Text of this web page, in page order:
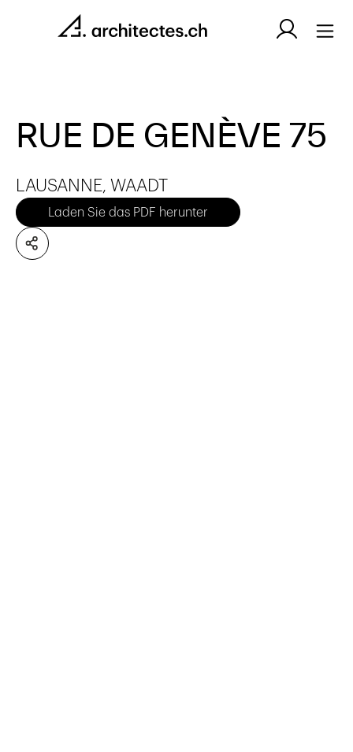
RUE DE GENÈVE 75
LAUSANNE, WAADT
Laden Sie das PDF herunter